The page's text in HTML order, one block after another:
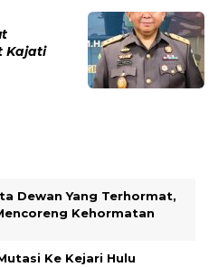
Kajati
Dewan Yang Terhormat,
Kehormatan
Ke Kejari Hulu